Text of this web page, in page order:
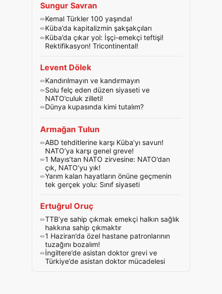
Sungur Savran
Kemal Türkler 100 yaşında!
Küba’da kapitalizmin şakşakçıları
Küba’da çıkar yol: İşçi-emekçi teftişi!
Rektifikasyon! Tricontinental!
Levent Dölek
Kandırılmayın ve kandırmayın
Solu felç eden düzen siyaseti ve
NATO’culuk zilleti!
Dünya kupasında kimi tutalım?
Armağan Tulun
ABD tehditlerine karşı Küba’yı savun!
NATO’ya karşı genel greve!
1 Mayıs’tan NATO zirvesine: NATO’dan
çık, NATO’yu yık!
Yarım kalan hayatların önüne geçmenin
tek gerçek yolu: Sınıf siyaseti
Ertuğrul Oruç
TTB’ye sahip çıkmak emekçi halkın sağlık
hakkına sahip çıkmaktır
1 Haziran’da özel hastane patronlarının
tuzağını bozalım!
İngiltere’de asistan doktor grevi ve
Türkiye’de asistan doktor mücadelesi